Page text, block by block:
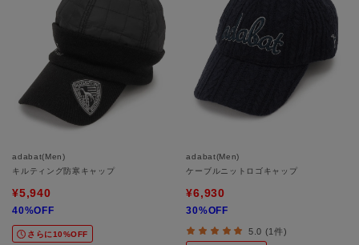
adabat(Men)
キルティング防寒キャップ
¥5,940
40%OFF
さらに10%OFF
adabat(Men)
ケーブルニットロゴキャップ
¥6,930
30%OFF
5.0 (1件)